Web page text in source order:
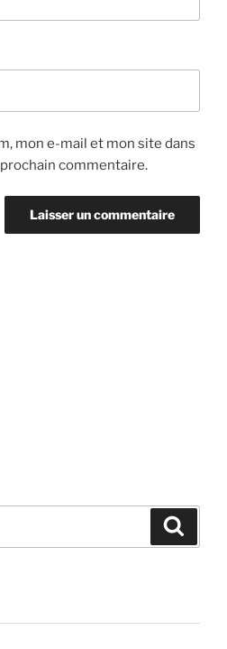
mon e-mail et mon site dans
commentaire.